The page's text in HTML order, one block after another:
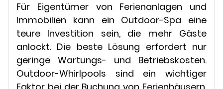
Für Eigentümer von Ferienanlagen und
Immobilien kann ein Outdoor-Spa eine
teure Investition sein, die mehr Gäste
anlockt. Die beste Lösung erfordert nur
geringe Wartungs- und Betriebskosten.
Outdoor-Whirlpools sind ein wichtiger